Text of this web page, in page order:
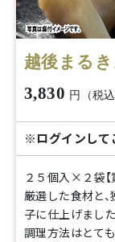
越後まる
3,830 円（税
※ログインして
２５個入×２袋
厳選した食材と
子に仕上げました
調理方法はとて